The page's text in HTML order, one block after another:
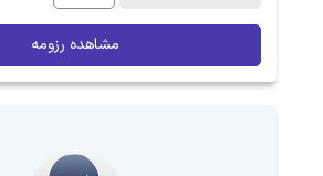
مشاهده رزومه